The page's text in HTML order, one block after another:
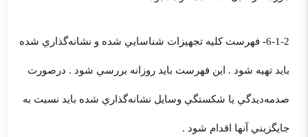
6-1-2- فهرست كليه تجهيزات شناسايي شده و نشانه‌گذاري شده
بايد تهيه شود . اين فهرست بايد روزانه بررسي شود . درصورت
صدمه‌ديدگي يا شكستگي وسايل نشانه‌گذاري شده بايد نسبت به
جايگزيني آنها اقدام شود .